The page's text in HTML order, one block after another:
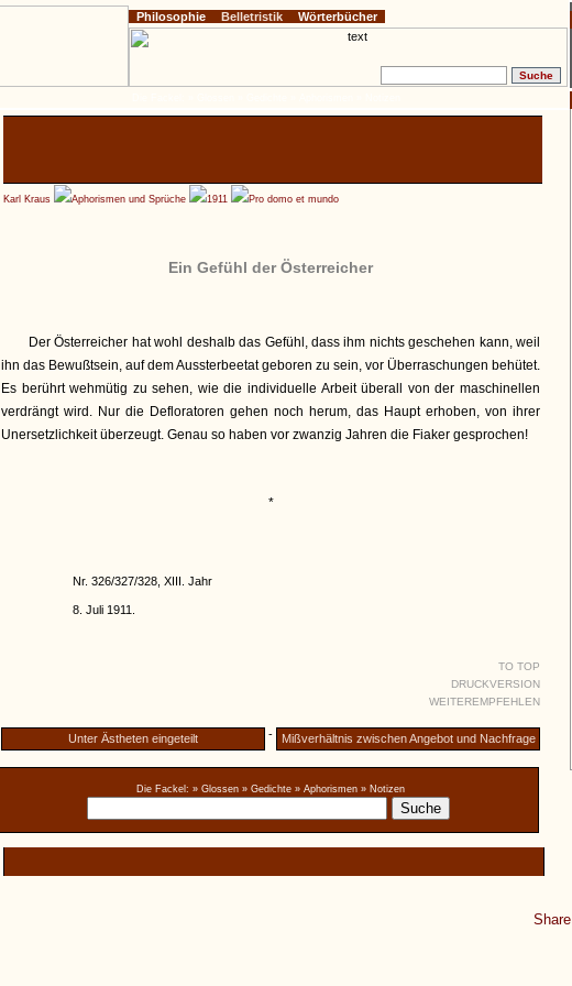
Karl Kraus Aphorismen und Sprüche 1911 Pro domo et mundo
Ein Gefühl der Österreicher
Der Österreicher hat wohl deshalb das Gefühl, dass ihm nichts geschehen kann, weil
ihn das Bewußtsein, auf dem Aussterbeetat geboren zu sein, vor Überraschungen behütet.
Es berührt wehmütig zu sehen, wie die individuelle Arbeit überall von der maschinellen
verdrängt wird. Nur die Defloratoren gehen noch herum, das Haupt erhoben, von ihrer
Unersetzlichkeit überzeugt. Genau so haben vor zwanzig Jahren die Fiaker gesprochen!
*
Nr. 326/327/328, XIII. Jahr
8. Juli 1911.
TO TOP
DRUCKVERSION
WEITEREMPFEHLEN
Unter Ästheten eingeteilt - Mißverhältnis zwischen Angebot und Nachfrage
Die Fackel: » Glossen » Gedichte » Aphorismen » Notizen
Share
Philosophie Belletristik Wörterbücher